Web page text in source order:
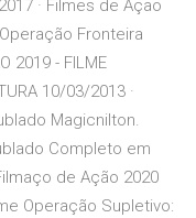
· Filmes de Açao
Fronteira
2019 - FILME
10/03/2013 ·
Magicnilton.
Completo em
de Ação 2020
Operação Supletivo: